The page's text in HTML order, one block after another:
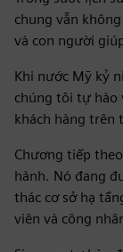
chung vẫn
và con người
Khi nước Mỹ kỷ
chúng tôi tự hào
khách hàng trên
Chương tiếp
hành. Nó đang
thác cơ sở hạ
viên và công